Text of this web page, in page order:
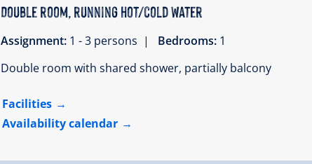
Double room, running hot/cold water
Assignment: 1 - 3 persons | Bedrooms: 1
Double room with shared shower, partially balcony
Facilities
Availability calendar